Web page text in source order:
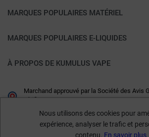
MARQUES POPULAIRES MATÉRIEL
MARQUES POPULAIRES E-LIQUIDES
À PROPOS DE KUMULUS VAPE
Marchand approuvé par la Société des Avis
vérifier.
Nous utilisons des cookies pour
expérience, analyser le trafic et
contenu. En savoir plus